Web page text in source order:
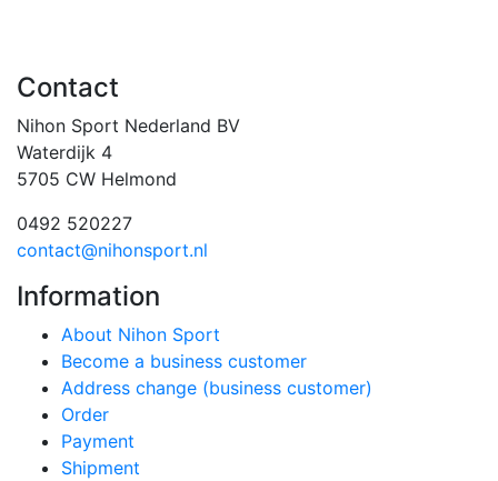
Contact
Nihon Sport Nederland BV
Waterdijk 4
5705 CW Helmond
0492 520227
contact@nihonsport.nl
Information
About Nihon Sport
Become a business customer
Address change (business customer)
Order
Payment
Shipment